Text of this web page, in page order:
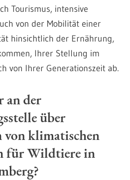
Tourismus, intensive
von der Mobilität einer
hinsichtlich der Ernährung,
Ihrer Stellung im
von Ihrer Generationszeit ab.
an der
über
klimatischen
für Wildtiere in